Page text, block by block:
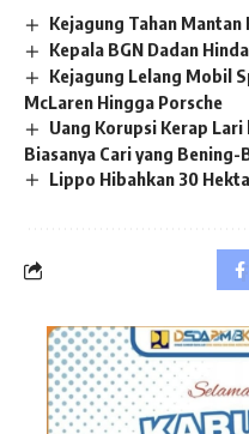
Kejagung Tahan Mantan
Kepala BGN Dadan
Kejagung Lelang Mobil
McLaren Hingga Porsche
Uang Korupsi Kerap
Biasanya Cari yang Bening-
Lippo Hibahkan 30